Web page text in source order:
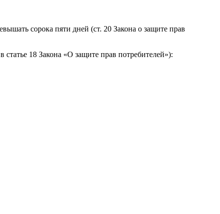
сорока пяти дней (ст. 20 Закона о защите прав
18 Закона «О защите прав потребителей»):